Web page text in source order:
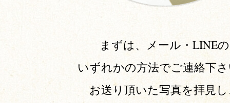
まずは、メール・LINEの
いずれかの方法でご連絡下
お送り頂いた写真を拝見